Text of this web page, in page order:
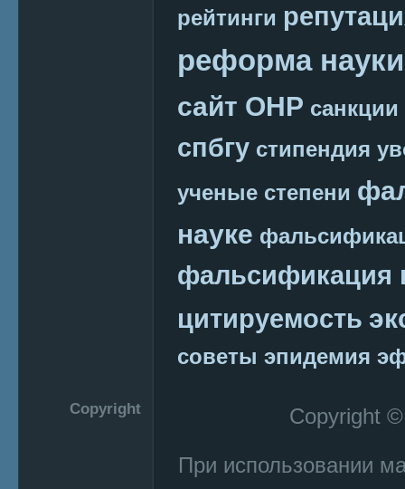
рейтинги
реформа науки
сайт ОНР санкции
спбгу стипендия
ученые степени
науке
фальсификация
цитируемость
советы эпидемия
Copyright
Copyright
При использовании